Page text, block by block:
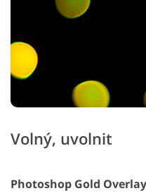
Volný, uvolnit
Photoshop Gold